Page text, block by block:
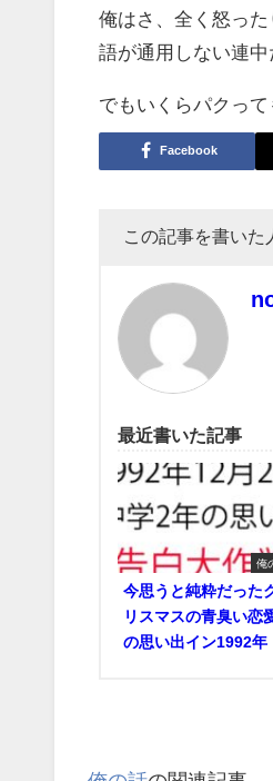
俺はさ、全く怒っ
語が通用しない連中
でもいくらパクっ
Facebook
この記事を書いた
最近書いた記事
俺
今思うと純粋だった
リスマスの青臭い恋
の思い出イン1992年